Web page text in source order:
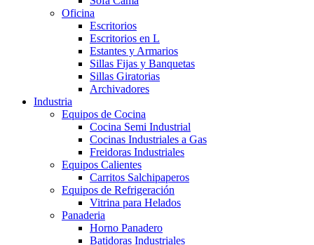
Oficina
Escritorios
Escritorios en L
Estantes y Armarios
Sillas Fijas y Banquetas
Sillas Giratorias
Archivadores
Industria
Equipos de Cocina
Cocina Semi Industrial
Cocinas Industriales a Gas
Freidoras Industriales
Equipos Calientes
Carritos Salchipaperos
Equipos de Refrigeración
Vitrina para Helados
Panaderia
Horno Panadero
Batidoras Industriales